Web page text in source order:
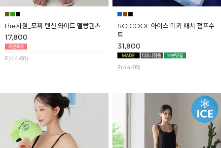
the시원_모찌 텐션 와이드 멜빵팬츠
17,800
F(44-88)
SO COOL 아이스 미키 패치 점프수
트
31,800
F(44-88)